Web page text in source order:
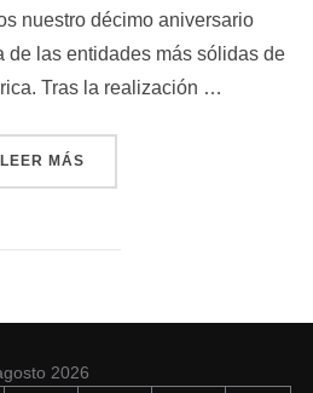
nuestro décimo aniversario
de las entidades más sólidas de
Tras la realización …
LEER MÁS
2026